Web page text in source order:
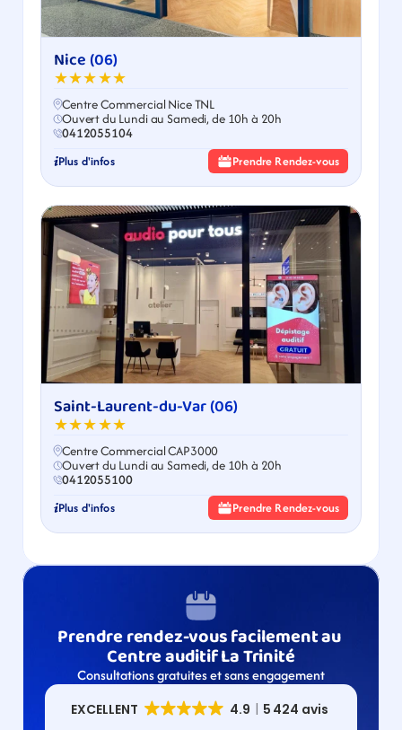
Nice (06)
★★★★★
Centre Commercial Nice TNL
Ouvert du Lundi au Samedi, de 10h à 20h
0412055104
Plus d'infos Prendre Rendez-vous
Saint-Laurent-du-Var (06)
★★★★★
Centre Commercial CAP3000
Ouvert du Lundi au Samedi, de 10h à 20h
0412055100
Plus d'infos Prendre Rendez-vous
Prendre rendez-vous facilement au
Centre auditif La Trinité
Consultations gratuites et sans engagement